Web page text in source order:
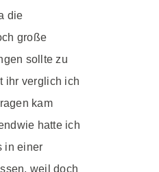
die
große
sollte zu
ihr verglich ich
kam
hatte ich
in einer
weil doch